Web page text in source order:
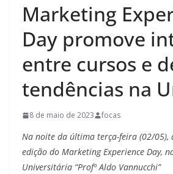
Marketing
Day promove
entre cursos e
tendências na
8 de maio de 2023 focas
Na noite da última terça-feira (02/05),
edição do Marketing Experience Day,
Universitária “Profº Aldo Vannucchi”